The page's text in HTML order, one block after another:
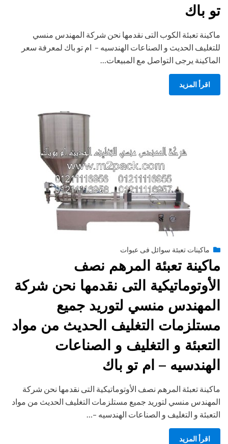
تو باك
ماكينة تعبئة الكوب التى نقدمها نحن شركة المهندس منسي
للتغليف الحديث و الصناعات الهندسيه – ام تو باك لمعرفة سعر
الماكينة يرجى التواصل مع المبيعات…
اقرأ المزيد
byengmansyPosted
يناير 26, 2015
ماكينات تعبئة سوائل فى عبوات
ماكينة تعبئة المرهم نصف
الأوتوماتيكية التى نقدمها نحن شركة
المهندس منسي لتوريد جميع
مستلزمات التغليف الحديث من مواد
التعبئة و التغليف و الصناعات
الهندسيه – ام تو باك
ماكينة تعبئة المرهم نصف الأوتوماتيكية التى نقدمها نحن شركة
المهندس منسي لتوريد جميع مستلزمات التغليف الحديث من مواد
التعبئة و التغليف و الصناعات الهندسيه –…
اقرأ المزيد